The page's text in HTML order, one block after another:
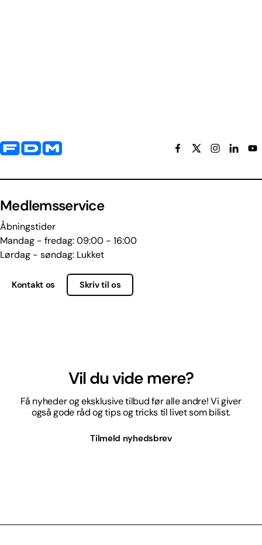
Yderligere information og kontaktoplysninger
Medlemsservice
Åbningstider
Mandag - fredag: 09:00 - 16:00
Lørdag - søndag: Lukket
Kontakt os Skriv til os
Vil du vide mere?
Få nyheder og eksklusive tilbud før alle andre! Vi giver
også gode råd og tips og tricks til livet som bilist.
Tilmeld nyhedsbrev